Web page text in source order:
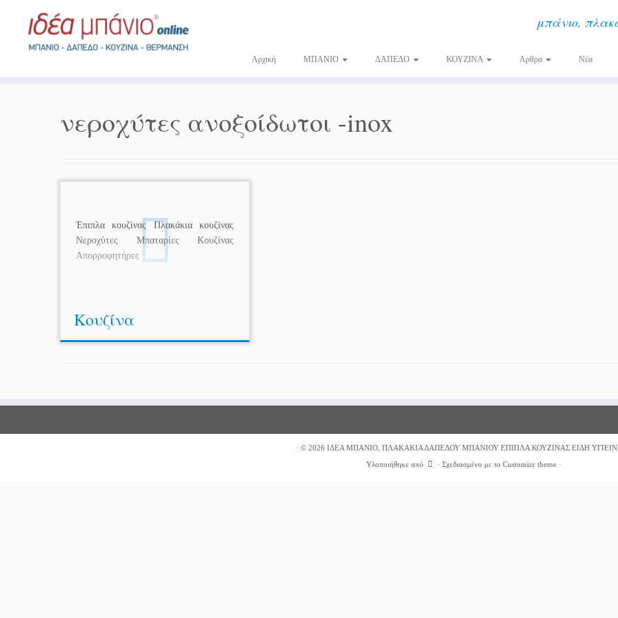
περιεχόμενο
μπάνιο,
Αρχική ΜΠΑΝΙΟ ΔΑΠΕΔΟ ΚΟΥΖΙΝΑ Αρθρα Νέα
νεροχύτες ανοξοίδωτοι -inox
Έπιπλα κουζίνας Πλακάκια κουζίνας
Νεροχύτες Μπαταρίες Κουζίνας
Απορροφητήρες
Κουζίνα
· © 2026 ΙΔΕΑ ΜΠΑΝΙΟ, ΠΛΑΚΑΚΙΑ ΔΑΠΕΔΟΥ ΜΠΑΝΙΟΥ ΕΠΙΠΛΑ ΚΟΥΖΙΝΑΣ ΕΙΔΗ
Υλοποιήθηκε από
· Σχεδιασμένο με το Customizr theme·